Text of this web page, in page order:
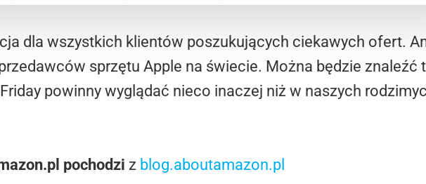
dla wszystkich klientów poszukujących ciekawych ofert.
sprzętu Apple na świecie. Można będzie znaleźć
powinny wyglądać nieco inaczej niż w naszych
pochodzi z blog.aboutamazon.pl